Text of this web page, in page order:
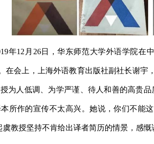
年12月26日，华东师范大学外语学院在
在会上，上海外语教育出版社副社长谢宇
为人低调、为学严谨、待人和善的高贵
所作的宣传不太高兴。她说，你们不能
虞教授坚持不肯给出译者简历的情景，感